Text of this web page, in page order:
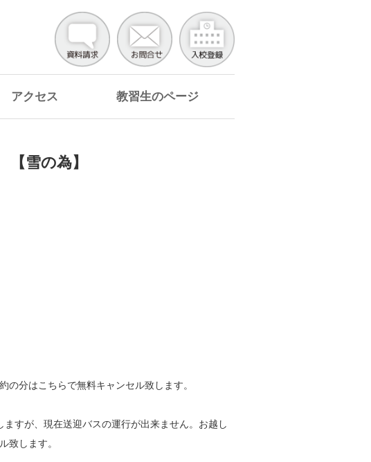
アクセス 教習生のページ
雪の為】
の分はこちらで無料キャンセル致します。
ますが、現在送迎バスの運行が出来ません。お越し
致します。